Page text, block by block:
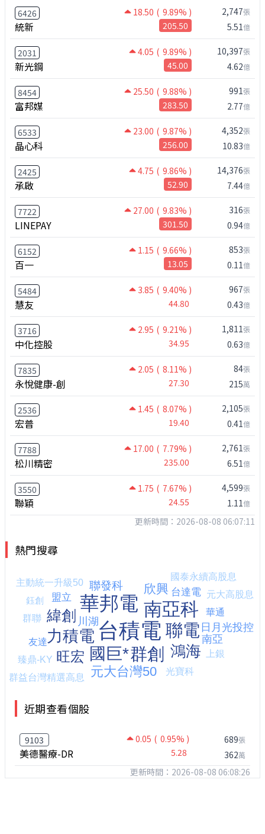
6426 18.50 ( 9.89% )
統新 205.50
2,747張
5.51億
2031 4.05 ( 9.89% )
新光鋼 45.00
10,397張
4.62億
8454 25.50 ( 9.88% )
富邦媒 283.50
991張
2.77億
6533 23.00 ( 9.87% )
晶心科 256.00
4,352張
10.83億
2425 4.75 ( 9.86% )
承啟 52.90
14,376張
7.44億
7722 27.00 ( 9.83% )
LINEPAY 301.50
316張
0.94億
6152 1.15 ( 9.66% )
百一 13.05
853張
0.11億
5484 3.85 ( 9.40% )
慧友 44.80
967張
0.43億
3716 2.95 ( 9.21% )
中化控股 34.95
1,811張
0.63億
7835 2.05 ( 8.11% )
永悅健康-創 27.30
84張
215萬
2536 1.45 ( 8.07% )
宏普 19.40
2,105張
0.41億
7788 17.00 ( 7.79% )
松川精密 235.00
2,761張
6.51億
3550 1.75 ( 7.67% )
聯穎 24.55
4,599張
1.11億
更新時間：2026-08-08 06:07:11
熱門搜尋
近期查看個股
9103 0.05 ( 0.95% )
美德醫療-DR 5.28
689張
362萬
更新時間：2026-08-08 06:08:26